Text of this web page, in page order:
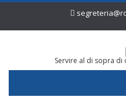
Servire al di sopra di